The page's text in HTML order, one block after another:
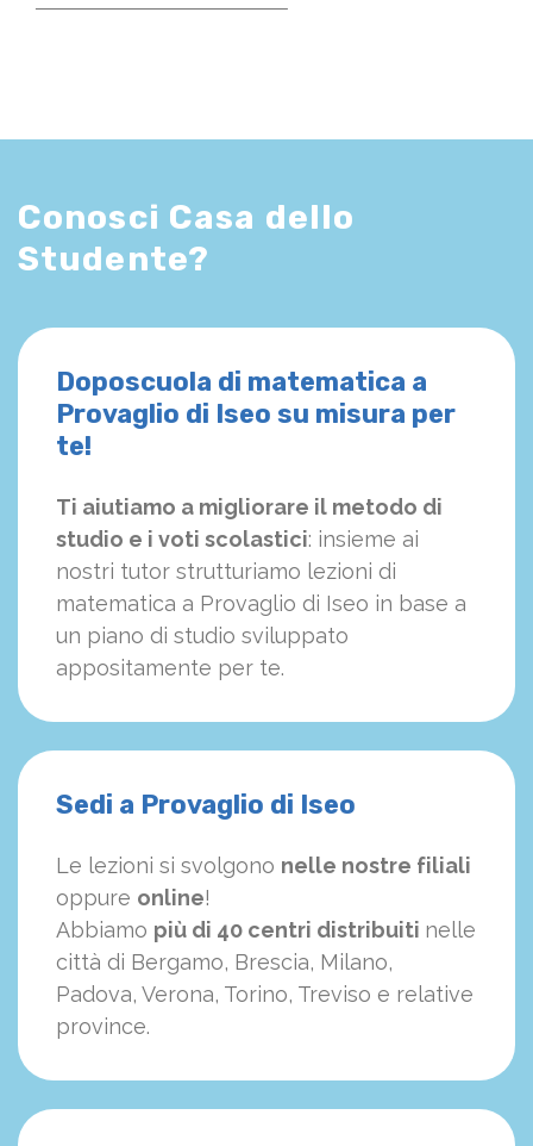
Conosci Casa dello
Studente?
Doposcuola di matematica a
Provaglio di Iseo su misura per
te!
Ti aiutiamo a migliorare il metodo di
studio e i voti scolastici: insieme ai
nostri tutor strutturiamo lezioni di
matematica a Provaglio di Iseo in base a
un piano di studio sviluppato
appositamente per te.
Sedi a Provaglio di Iseo
Le lezioni si svolgono nelle nostre filiali
oppure online!
Abbiamo più di 40 centri distribuiti nelle
città di Bergamo, Brescia, Milano,
Padova, Verona, Torino, Treviso e relative
province.